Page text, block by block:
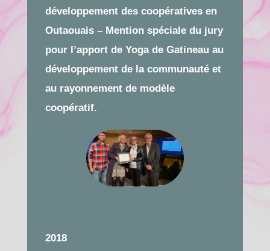
développement des coopératives en
Outaouais – Mention spéciale du jury
pour l’apport de Yoga de Gatineau au
développement de la communauté et
au rayonnement de modèle
coopératif.
2018